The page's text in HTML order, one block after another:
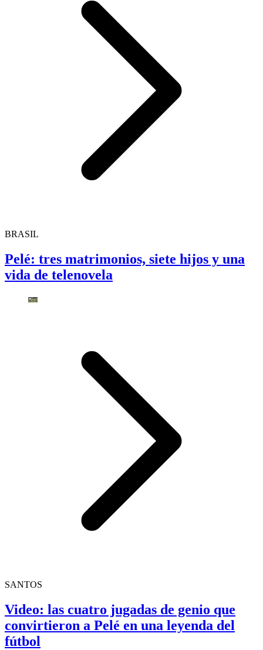
BRASIL
Pelé: tres matrimonios, siete hijos y una
vida de telenovela
SANTOS
Video: las cuatro jugadas de genio que
convirtieron a Pelé en una leyenda del
fútbol